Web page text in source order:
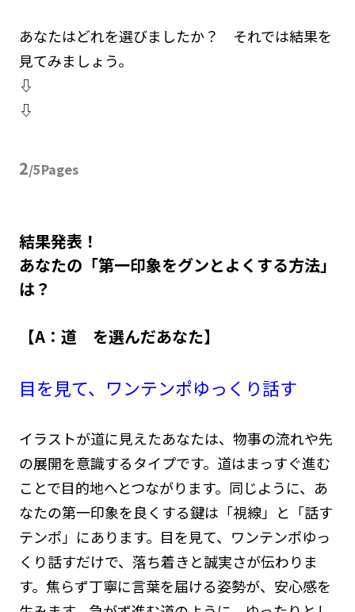
あなたはどれを選びましたか？ それでは結果を
見てみましょう。
⇩
⇩
2/5Pages
結果発表！
あなたの「第一印象をグンとよくする方法」
は？
【A：道 を選んだあなた】
目を見て、ワンテンポゆっくり話す
イラストが道に見えたあなたは、物事の流れや先
の展開を意識するタイプです。道はまっすぐ進む
ことで目的地へとつながります。同じように、あ
なたの第一印象を良くする鍵は「視線」と「話す
テンポ」にあります。目を見て、ワンテンポゆっ
くり話すだけで、落ち着きと誠実さが伝わりま
す。焦らず丁寧に言葉を届ける姿勢が、安心感を